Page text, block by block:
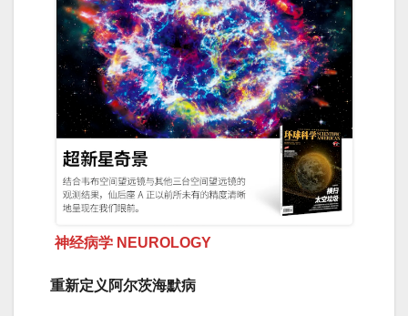
神经病学 NEUROLOGY
重新定义阿尔茨海默病